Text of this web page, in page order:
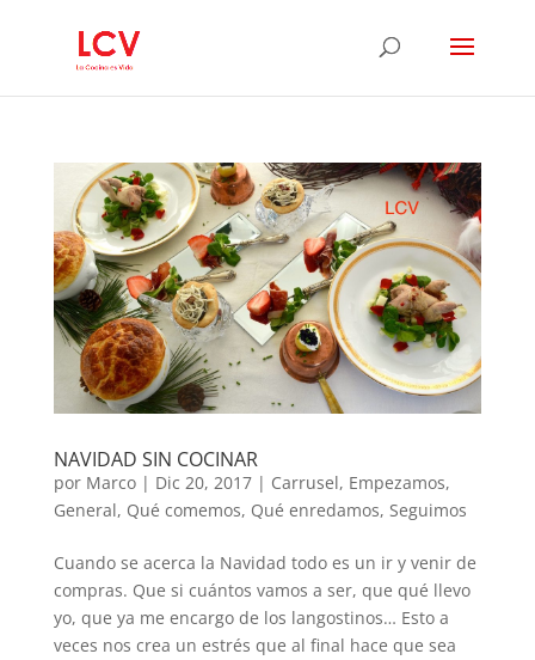
NAVIDAD SIN COCINAR
por Marco| Dic 20, 2017| Carrusel, Empezamos,
General, Qué comemos, Qué enredamos, Seguimos
Cuando se acerca la Navidad todo es un ir y venir de
compras. Que si cuántos vamos a ser, que qué llevo
yo, que ya me encargo de los langostinos… Esto a
veces nos crea un estrés que al final hace que sea